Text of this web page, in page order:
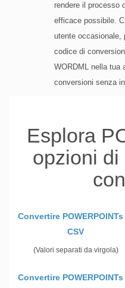
rendere il processo
efficace possibile.
utente occasionale,
codice di
WORDML nella tua
conversioni senza
Esplora
opzioni di
Convertire
CSV
(Valori separati da virgola)
Convertire